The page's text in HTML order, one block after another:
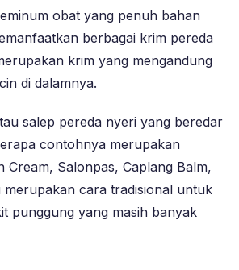
obat yang penuh bahan
berbagai krim pereda
krim yang mengandung
di dalamnya.
salep pereda nyeri yang beredar
contohnya merupakan
Cream, Salonpas, Caplang Balm,
merupakan cara tradisional untuk
punggung yang masih banyak